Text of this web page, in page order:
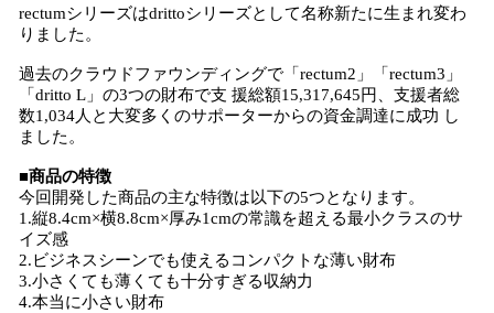
rectumシリーズはdrittoシリーズとして名称新たに生まれ変わ
りました。
過去のクラウドファウンディングで「rectum2」「rectum3」
「dritto L」の3つの財布で支 援総額15,317,645円、支援者総
数1,034人と大変多くのサポーターからの資金調達に成功 し
ました。
■商品の特徴
今回開発した商品の主な特徴は以下の5つとなります。
1.縦8.4cm×横8.8cm×厚み1cmの常識を超える最小クラスのサ
イズ感
2.ビジネスシーンでも使えるコンパクトな薄い財布
3.小さくても薄くても十分すぎる収納力
4.本当に小さい財布